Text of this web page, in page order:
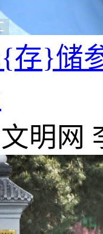
存}储
明网